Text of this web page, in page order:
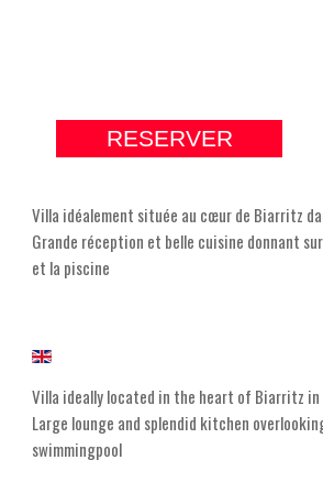
RESERVER
Villa idéalement située au cœur de Biarritz
Grande réception et belle cuisine donnant
et la piscine
Villa ideally located in the heart of Biarritz in
Large lounge and splendid kitchen
swimmingpool